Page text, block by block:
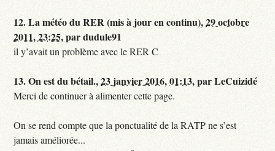
12.La météo du RER (mis à jour en continu),29 octobre
2011, 23:25,pardudule91
il y’avait un problème avec le RER C
13.On est du bétail.,23 janvier 2016, 01:13,parLeCuizidé
Merci de continuer à alimenter cette page.
On se rend compte que la ponctualité de la RATP ne s’est
jamais améliorée...